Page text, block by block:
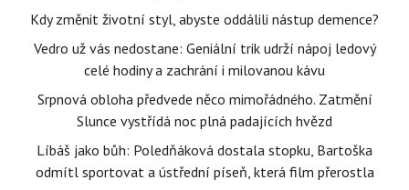
Kdy změnit životní styl, abyste oddálili nástup demence?
Vedro už vás nedostane: Geniální trik udrží nápoj ledový
celé hodiny a zachrání i milovanou kávu
Srpnová obloha předvede něco mimořádného. Zatmění
Slunce vystřídá noc plná padajících hvězd
Líbáš jako bůh: Poledňáková dostala stopku, Bartoška
odmítl sportovat a ústřední píseň, která film přerostla